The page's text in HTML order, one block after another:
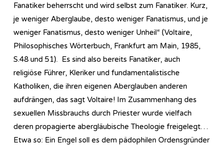
Fanatiker beherrscht und wird selbst zum Fanatiker. Kurz,
je weniger Aberglaube, desto weniger Fanatismus, und je
weniger Fanatismus, desto weniger Unheil“ (Voltaire,
Philosophisches Wörterbuch, Frankfurt am Main, 1985,
S.48 und 51). Es sind also bereits Fanatiker, auch
religiöse Führer, Kleriker und fundamentalistische
Katholiken, die ihren eigenen Aberglauben anderen
aufdrängen, das sagt Voltaire! Im Zusammenhang des
sexuellen Missbrauchs durch Priester wurde vielfach
deren propagierte abergläubische Theologie freigelegt…
Etwa so: Ein Engel soll es dem pädophilen Ordensgründer